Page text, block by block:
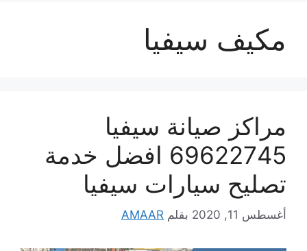
مكيف سيفيا
مراكز صيانة سيفيا
69622745 افضل خدمة
تصليح سيارات سيفيا
أغسطس 11, 2020 بقلم AMAAR